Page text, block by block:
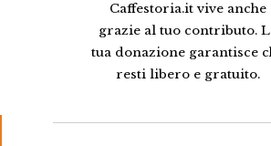
Caffestoria.it vive anche
grazie al tuo contributo.
tua donazione garantisce
resti libero e gratuito.